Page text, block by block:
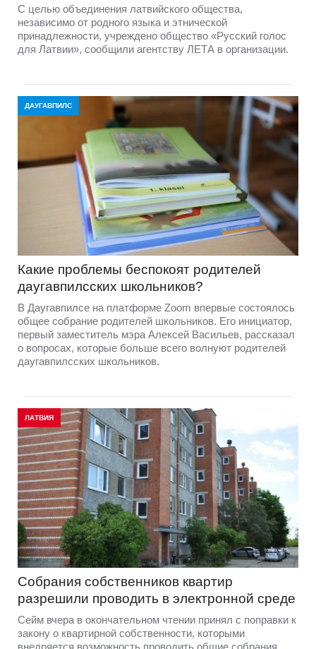
С целью объединения латвийского общества,
независимо от родного языка и этнической
принадлежности, учреждено общество «Русский голос
для Латвии», сообщили агентству ЛЕТА в организации.
ДАУГАВПИЛС
Какие проблемы беспокоят родителей
даугавпилсских школьников?
В Даугавпилсе на платформе Zoom впервые состоялось
общее собрание родителей школьников. Его инициатор,
первый заместитель мэра Алексей Васильев, рассказал
о вопросах, которые больше всего волнуют родителей
даугавпилсских школьников.
ЛАТВИЯ
Собрания собственников квартир
разрешили проводить в электронной среде
Сейм вчера в окончательном чтении принял с поправки к
закону о квартирной собственности, которыми